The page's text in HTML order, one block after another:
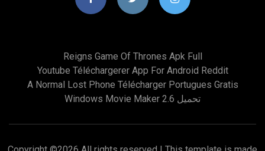
Reigns Game Of Thrones Apk Full
Youtube Téléchargerer App For Android Reddit
A Normal Lost Phone Télécharger Portugues Gratis
Windows Movie Maker 2.6 تحميل